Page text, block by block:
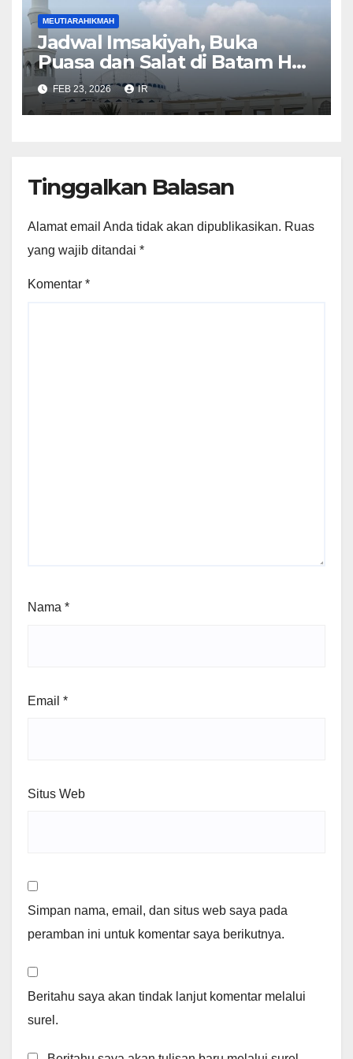
MEUTIARAHIKMAH
Jadwal Imsakiyah, Buka
Puasa dan Salat di Batam Hari
IniFEB 23, 2026 IR
Tinggalkan Balasan
Alamat email Anda tidak akan dipublikasikan. Ruas
yang wajib ditandai *
Komentar *
Nama *
Email *
Situs Web
Simpan nama, email, dan situs web saya pada
peramban ini untuk komentar saya berikutnya.
Beritahu saya akan tindak lanjut komentar melalui
surel.